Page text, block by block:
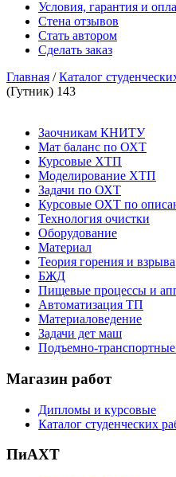
Условия, гарантия и
Стена отзывов
Стать автором
Сделать заказ
Главная /Каталог
(Гутник) 143
Заочникам КНИТУ
Мат баланс по ОХТ
Курсовые ХТП
Моделирование ХТП
Задачи по ОХТ
Курсовые ОХТ по
Технология очистки
Оборудование
Материал
Теория горения и взрыва
БЖД
Пищевые процессы и
Автоматизация ТП
Материаловедение
Задачи дет маш
Подъемно-транспортные
Магазин работ
Дипломы и курсовые
Каталог студенческих
ПиАХТ